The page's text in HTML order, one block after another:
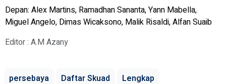
Depan: Alex Martins, Ramadhan Sananta, Yann Mabella,
Miguel Angelo, Dimas Wicaksono, Malik Risaldi, Alfan Suaib
Editor : A.M Azany
persebaya Daftar Skuad Lengkap